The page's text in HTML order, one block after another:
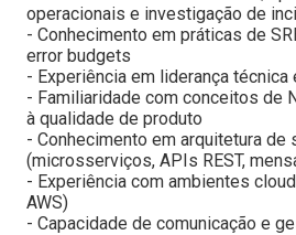
operacionais e investigação de
- Conhecimento em práticas de
error budgets
- Experiência em liderança
- Familiaridade com conceitos de
à qualidade de produto
- Conhecimento em arquitetura de
(microsserviços, APIs REST,
- Experiência com ambientes
AWS)
- Capacidade de comunicação e